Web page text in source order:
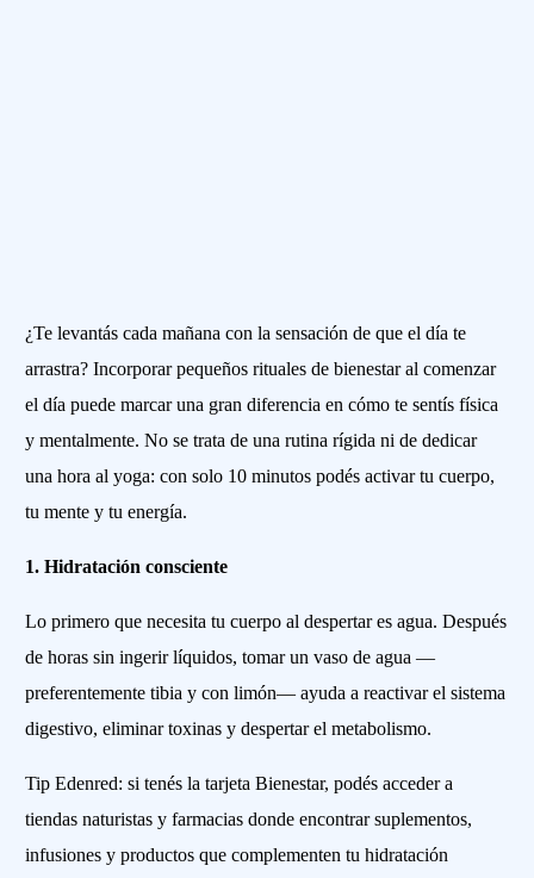
¿Te levantás cada mañana con la sensación de que el día te
arrastra? Incorporar pequeños rituales de bienestar al comenzar
el día puede marcar una gran diferencia en cómo te sentís física
y mentalmente. No se trata de una rutina rígida ni de dedicar
una hora al yoga: con solo 10 minutos podés activar tu cuerpo,
tu mente y tu energía.
1. Hidratación consciente
Lo primero que necesita tu cuerpo al despertar es agua. Después
de horas sin ingerir líquidos, tomar un vaso de agua —
preferentemente tibia y con limón— ayuda a reactivar el sistema
digestivo, eliminar toxinas y despertar el metabolismo.
Tip Edenred: si tenés la tarjeta Bienestar, podés acceder a
tiendas naturistas y farmacias donde encontrar suplementos,
infusiones y productos que complementen tu hidratación